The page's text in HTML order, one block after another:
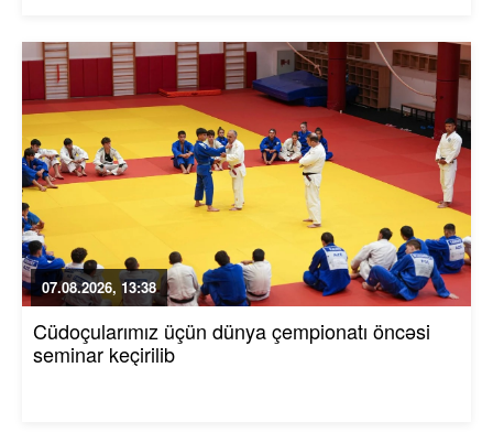
07.08.2026, 13:38
Cüdoçularımız üçün dünya çempionatı öncəsi
seminar keçirilib